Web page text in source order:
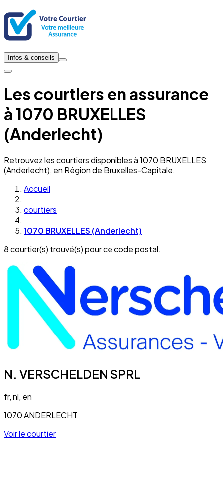
Infos & conseils
Les courtiers en assurance
à 1070 BRUXELLES
(Anderlecht)
Retrouvez les courtiers disponibles à 1070 BRUXELLES
(Anderlecht), en Région de Bruxelles-Capitale.
Accueil
courtiers
1070 BRUXELLES (Anderlecht)
8 courtier(s) trouvé(s) pour ce code postal.
N. VERSCHELDEN SPRL
fr, nl, en
1070 ANDERLECHT
Voir le courtier